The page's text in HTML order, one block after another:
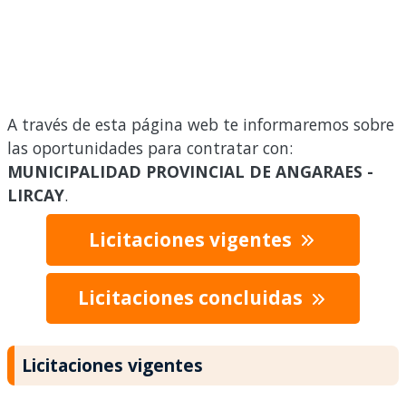
A través de esta página web te informaremos sobre
las oportunidades para contratar con:
MUNICIPALIDAD PROVINCIAL DE ANGARAES -
LIRCAY.
Licitaciones vigentes
Licitaciones concluidas
Licitaciones vigentes